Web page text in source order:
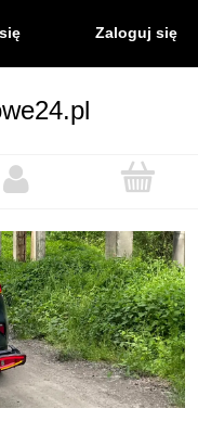
Zaloguj się
.
..na